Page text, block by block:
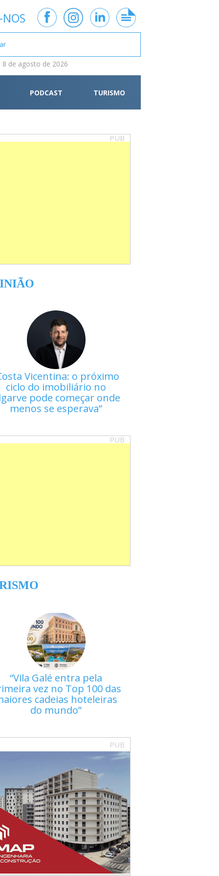
8 de agosto de 2026
PODCAST TURISMO
PUB
Vicentina: o próximo
ciclo do imobiliário no
pode começar onde
menos se esperava
PUB
Vila Galé entra pela
vez no Top 100 das
cadeias hoteleiras
do mundo
PUB